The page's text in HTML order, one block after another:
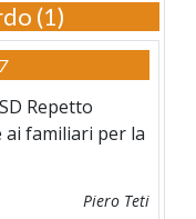
(1)
Repetto
familiari per la
Piero Teti